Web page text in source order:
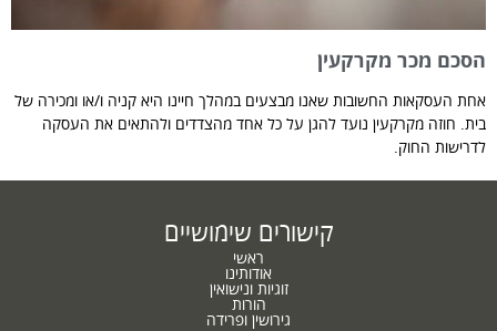
הסכם מכר מקרקעין
אחת העסקאות החשובות שאנו מבצעים במהלך חיינו היא קניה ו/או ומכירה של
בית. חוזה מקרקעין נועד להגן על כל אחד מהצדדים ולהתאים את העסקה
לדרישות החוק.
קישורים שימושיים
ראשי
אודותינו
זוגיות ונישואין
הורות
גירושין ופרידה